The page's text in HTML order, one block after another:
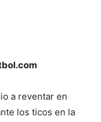
a reventar en
los ticos en la